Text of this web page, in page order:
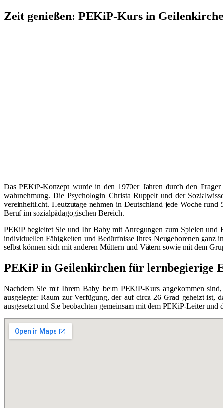
Zeit genießen: PEKiP-Kurs in
Das PEKiP-Konzept wurde in den 1970er Jahren durch den
wahrnehmung. Die Psychologin Christa Ruppelt und der
vereinheitlicht. Heutzutage nehmen in Deutschland jede Woche
Beruf im sozialpädagogischen Bereich.
PEKiP begleitet Sie und Ihr Baby mit Anregungen zum Spielen und
individuellen Fähigkeiten und Bedürfnisse Ihres Neugeborenen
selbst können sich mit anderen Müttern und Vätern sowie mit dem
PEKiP in Geilenkirchen für lernbegierige
Nachdem Sie mit Ihrem Baby beim PEKiP-Kurs angekommen
ausgelegter Raum zur Verfügung, der auf circa 26 Grad geheizt ist,
ausgesetzt und Sie beobachten gemeinsam mit dem PEKiP-Leiter